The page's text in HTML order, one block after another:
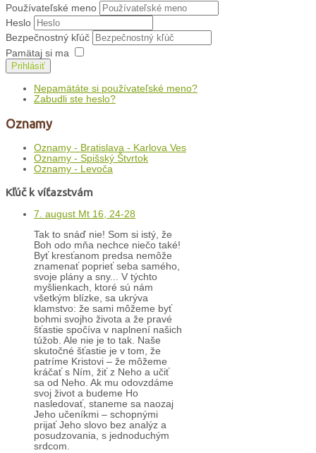
Používateľské meno
Heslo
Bezpečnostný kľúč
Pamätaj si ma
Prihlásiť
Nepamätáte si používateľské meno?
Zabudli ste heslo?
Oznamy
Oznamy - Bratislava - Karlova Ves
Oznamy - Spišský Štvrtok
Oznamy - Levoča
Kľúč k víťazstvám
7. august Mt 16, 24-28
Tak to snáď nie! Som si istý, že
Boh odo mňa nechce niečo také!
Byť kresťanom predsa nemôže
znamenať poprieť seba samého,
svoje plány a sny... V týchto
myšlienkach, ktoré sú nám
všetkým blízke, sa ukrýva
klamstvo: že sami môžeme byť
bohmi svojho života a že pravé
šťastie spočíva v naplnení našich
túžob. Ale nie je to tak. Naše
skutočné šťastie je v tom, že
patríme Kristovi – že môžeme
kráčať s Ním, žiť z Neho a učiť
sa od Neho. Ak mu odovzdáme
svoj život a budeme Ho
nasledovať, staneme sa naozaj
Jeho učeníkmi – schopnými
prijať Jeho slovo bez analýz a
posudzovania, s jednoduchým
srdcom.